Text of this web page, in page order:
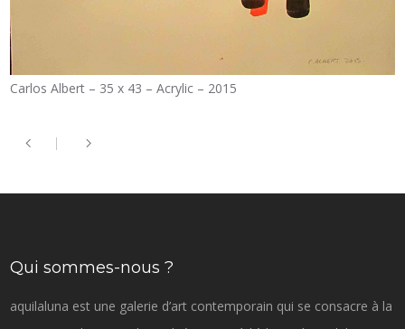
Carlos Albert – 35 x 43 – Acrylic – 2015
Qui sommes-nous ?
aquilaluna est une galerie d’art contemporain qui se consacre à la